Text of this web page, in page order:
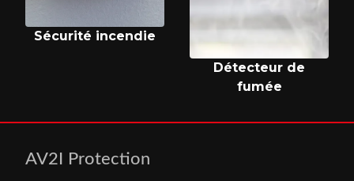
Sécurité incendie
Détecteur de
fumée
AV2I Protection